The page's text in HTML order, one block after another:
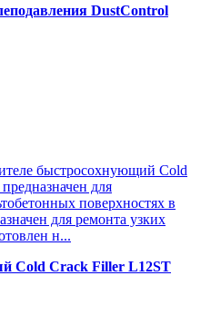
DustControl
быстросохнующий Cold
для
поверхностях в
для ремонта узких
н...
Cold Crack Filler L12SТ